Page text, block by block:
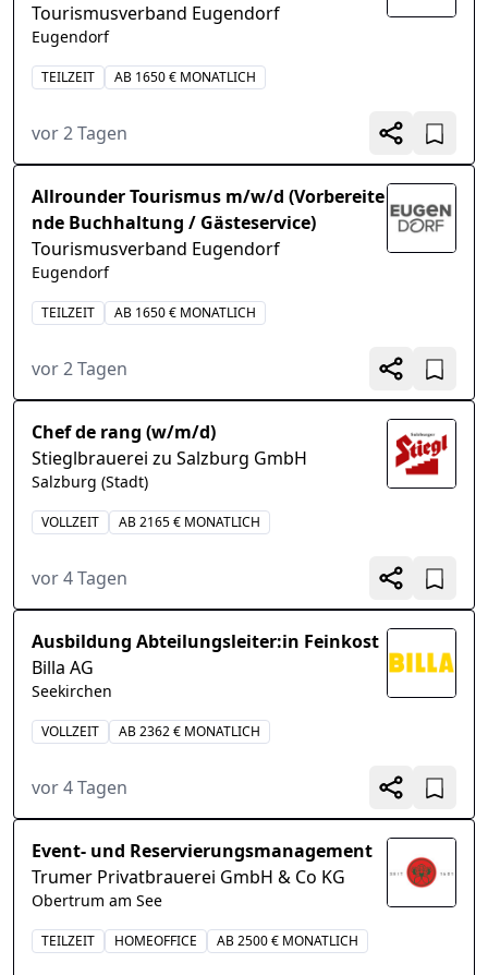
Tourismusverband Eugendorf
Eugendorf
TEILZEIT AB 1650 € MONATLICH
vor 2 Tagen
Allrounder Tourismus m/w/d (Vorbereite
nde Buchhaltung / Gästeservice)
Tourismusverband Eugendorf
Eugendorf
TEILZEIT AB 1650 € MONATLICH
vor 2 Tagen
Chef de rang (w/m/d)
Stieglbrauerei zu Salzburg GmbH
Salzburg (Stadt)
VOLLZEIT AB 2165 € MONATLICH
vor 4 Tagen
Ausbildung Abteilungsleiter:in Feinkost
Billa AG
Seekirchen
VOLLZEIT AB 2362 € MONATLICH
vor 4 Tagen
Event- und Reservierungsmanagement
Trumer Privatbrauerei GmbH & Co KG
Obertrum am See
TEILZEIT HOMEOFFICE AB 2500 € MONATLICH